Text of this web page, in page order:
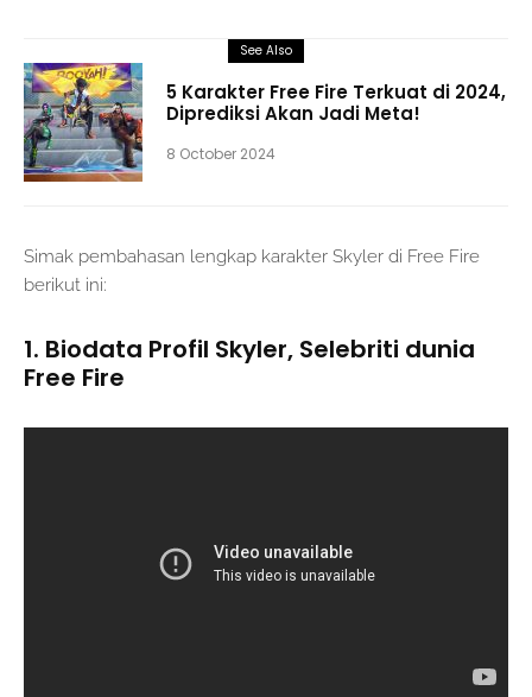
See Also
5 Karakter Free Fire Terkuat di 2024,
Diprediksi Akan Jadi Meta!
8 October 2024
Simak pembahasan lengkap karakter Skyler di Free Fire
berikut ini:
1. Biodata Profil Skyler, Selebriti dunia
Free Fire